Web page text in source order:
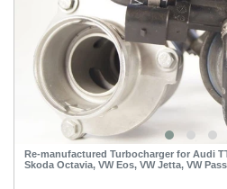
Re-manufactured Turbocharger for Audi
Skoda Octavia, VW Eos, VW Jetta, VW